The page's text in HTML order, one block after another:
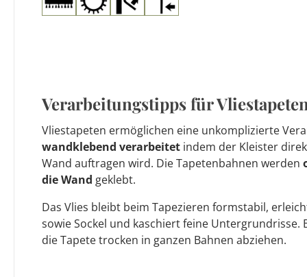
Verarbeitungstipps für Vliestapeten
Vliestapeten ermöglichen eine unkomplizierte
wandklebend verarbeitet indem der Kleister
Wand auftragen wird. Die Tapetenbahnen werden
die Wand geklebt.
Das Vlies bleibt beim Tapezieren formstabil,
sowie Sockel und kaschiert feine Untergrundrisse.
die Tapete trocken in ganzen Bahnen abziehen.